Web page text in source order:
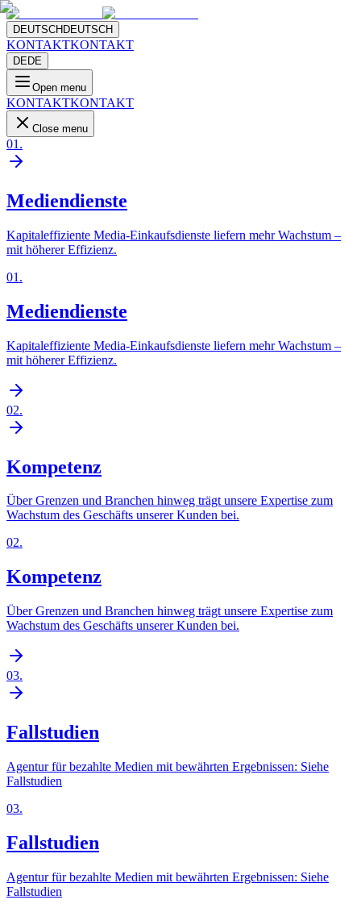
DEUTSCH DEUTSCH
KONTAKTKONTAKT
DEDE
Open menu
KONTAKTKONTAKT
Close menu
01 .
Mediendienste
Kapitaleffiziente Media-Einkaufsdienste liefern mehr Wachstum –
mit höherer Effizienz.
01 .
Mediendienste
Kapitaleffiziente Media-Einkaufsdienste liefern mehr Wachstum –
mit höherer Effizienz.
02.
Kompetenz
Über Grenzen und Branchen hinweg trägt unsere Expertise zum
Wachstum des Geschäfts unserer Kunden bei.
02.
Kompetenz
Über Grenzen und Branchen hinweg trägt unsere Expertise zum
Wachstum des Geschäfts unserer Kunden bei.
03.
Fallstudien
Agentur für bezahlte Medien mit bewährten Ergebnissen: Siehe
Fallstudien
03.
Fallstudien
Agentur für bezahlte Medien mit bewährten Ergebnissen: Siehe
Fallstudien